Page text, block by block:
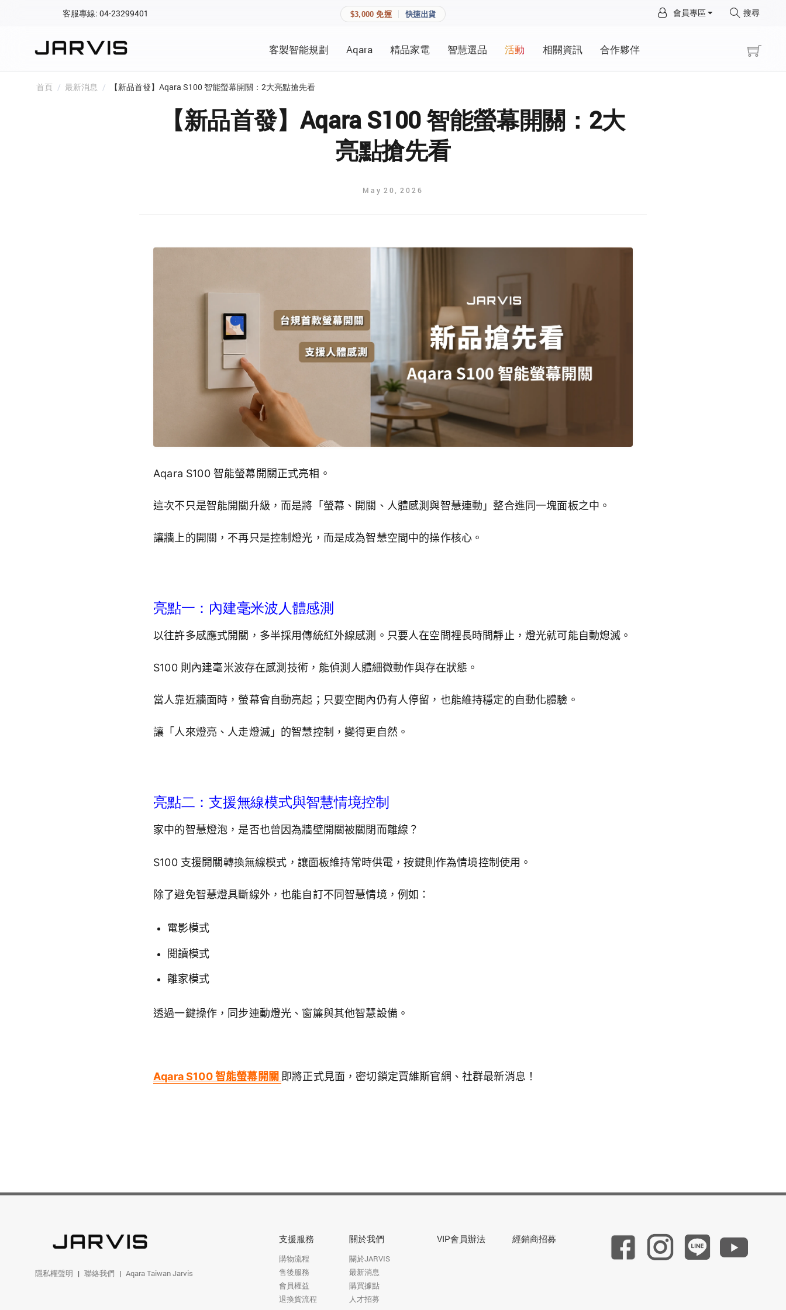
客服專線: 04-23299401 $3,000 免運 快速出貨 會員專區 搜尋
客製智能規劃 Aqara 精品家電 智慧選品 活動 相關資訊 合作夥伴
首頁 / 最新消息 / 【新品首發】Aqara S100 智能螢幕開關：2大亮點搶先看
【新品首發】Aqara S100 智能螢幕開關：2大
亮點搶先看
May 20 2026
Aqara S100 智能螢幕開關正式亮相。
這次不只是智能開關升級，而是將「螢幕、開關、人體感測與智慧連動」整合進同一塊面板之中。
讓牆上的開關，不再只是控制燈光，而是成為智慧空間中的操作核心。
亮點一：內建毫米波人體感測
以往許多感應式開關，多半採用傳統紅外線感測。只要人在空間裡長時間靜止，燈光就可能自動熄滅。
S100 則內建毫米波存在感測技術，能偵測人體細微動作與存在狀態。
當人靠近牆面時，螢幕會自動亮起；只要空間內仍有人停留，也能維持穩定的自動化體驗。
讓「人來燈亮、人走燈滅」的智慧控制，變得更自然。
亮點二：支援無線模式與智慧情境控制
家中的智慧燈泡，是否也曾因為牆壁開關被關閉而離線？
S100 支援開關轉換無線模式，讓面板維持常時供電，按鍵則作為情境控制使用。
除了避免智慧燈具斷線外，也能自訂不同智慧情境，例如：
電影模式
閱讀模式
離家模式
透過一鍵操作，同步連動燈光、窗簾與其他智慧設備。
Aqara S100 智能螢幕開關 即將正式見面，密切鎖定賈維斯官網、社群最新消息！
支援服務
購物流程
售後服務
會員權益
退換貨流程
關於我們
關於JARVIS
最新消息
購買據點
人才招募
VIP會員辦法 經銷商招募
隱私權聲明 聯絡我們 Aqara Taiwan Jarvis
×
快速連結
Aqara 智慧家庭
智能門鎖
會員資料管理
查看我的最愛